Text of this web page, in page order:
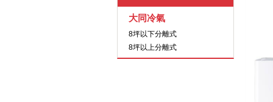
大同冷氣
8坪以下分離式
8坪以上分離式